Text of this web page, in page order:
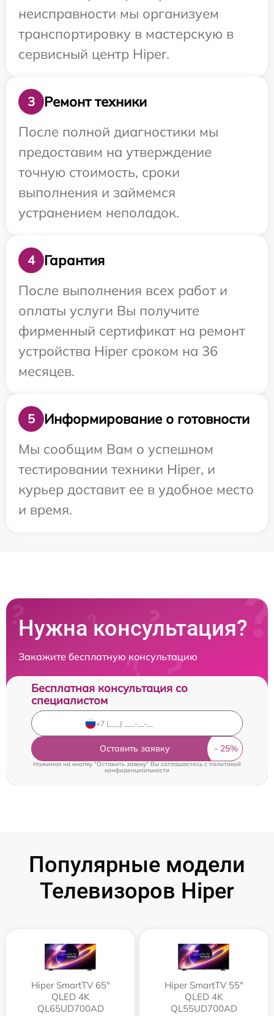
неисправности мы организуем
транспортировку в мастерскую в
сервисный центр Hiper.
3
Ремонт техники
После полной диагностики мы
предоставим на утверждение
точную стоимость, сроки
выполнения и займемся
устранением неполадок.
4
Гарантия
После выполнения всех работ и
оплаты услуги Вы получите
фирменный сертификат на ремонт
устройства Hiper сроком на 36
месяцев.
5
Информирование о готовности
Мы сообщим Вам о успешном
тестировании техники Hiper, и
курьер доставит ее в удобное место
и время.
Нужна консультация?
Закажите бесплатную консультацию
Бесплатная консультация со
специалистом
Оставить заявку
Нажимая на кнопку "Оставить заявку" Вы соглашаетесь c политикой
конфиденциальности
Популярные модели
Телевизоров Hiper
Hiper SmartTV 65"
QLED 4K
QL65UD700AD
Hiper SmartTV 55"
QLED 4K
QL55UD700AD